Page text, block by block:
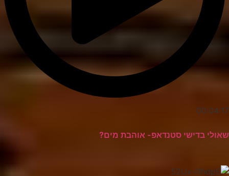
00:04:17
שאולי בדישי סטנדאפ- אוהבת מים?